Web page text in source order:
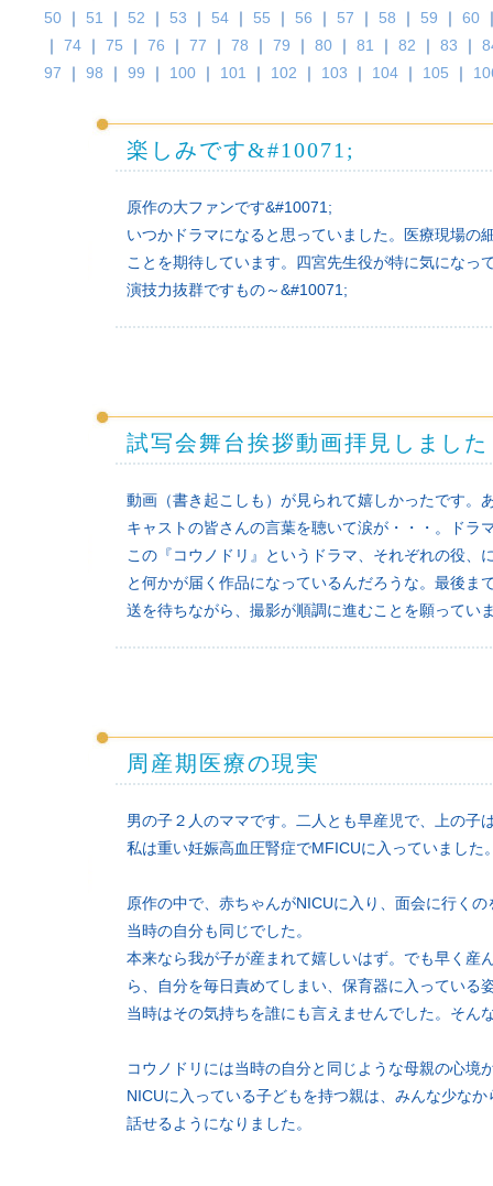
50 ｜ 51 ｜ 52 ｜ 53 ｜ 54 ｜ 55 ｜ 56 ｜ 57 ｜ 58 ｜ 59 ｜ 60
｜ 74 ｜ 75 ｜ 76 ｜ 77 ｜ 78 ｜ 79 ｜ 80 ｜ 81 ｜ 82 ｜ 83 ｜
97 ｜ 98 ｜ 99 ｜ 100 ｜ 101 ｜ 102 ｜ 103 ｜ 104 ｜ 105 ｜
楽しみです&#10071;
原作の大ファンです&#10071;
いつかドラマになると思っていました。医療現場の
ことを期待しています。四宮先生役が特に気になっ
演技力抜群ですもの～&#10071;
試写会舞台挨拶動画拝見しました
動画（書き起こしも）が見られて嬉しかったです。
キャストの皆さんの言葉を聴いて涙が・・・。ドラ
この『コウノドリ』というドラマ、それぞれの役
と何かが届く作品になっているんだろうな。最後
送を待ちながら、撮影が順調に進むことを願ってい
周産期医療の現実
男の子２人のママです。二人とも早産児で、上の子
私は重い妊娠高血圧腎症でMFICUに入っていました
原作の中で、赤ちゃんがNICUに入り、面会に行く
当時の自分も同じでした。
本来なら我が子が産まれて嬉しいはず。でも早く産
ら、自分を毎日責めてしまい、保育器に入っている
当時はその気持ちを誰にも言えませんでした。そん
コウノドリには当時の自分と同じような母親の心
NICUに入っている子どもを持つ親は、みんな少な
話せるようになりました。